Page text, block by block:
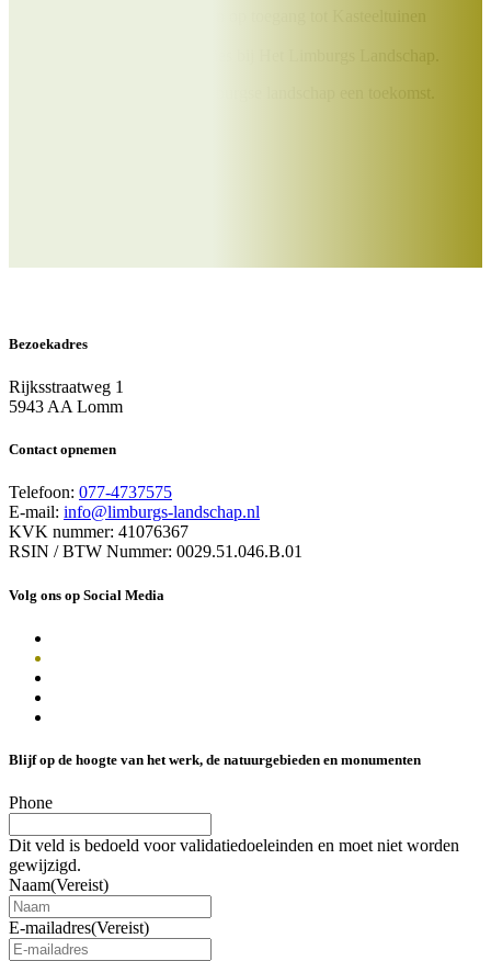
Bezoekadres
Rijksstraatweg 1
5943 AA Lomm
Contact opnemen
Telefoon: 077-4737575
E-mail: info@limburgs-landschap.nl
KVK nummer: 41076367
RSIN / BTW Nummer: 0029.51.046.B.01
Volg ons op Social Media
Blijf op de hoogte van het werk, de natuurgebieden en monumenten
Phone
Dit veld is bedoeld voor validatiedoeleinden en moet niet worden
gewijzigd.
Naam(Vereist)
E-mailadres(Vereist)